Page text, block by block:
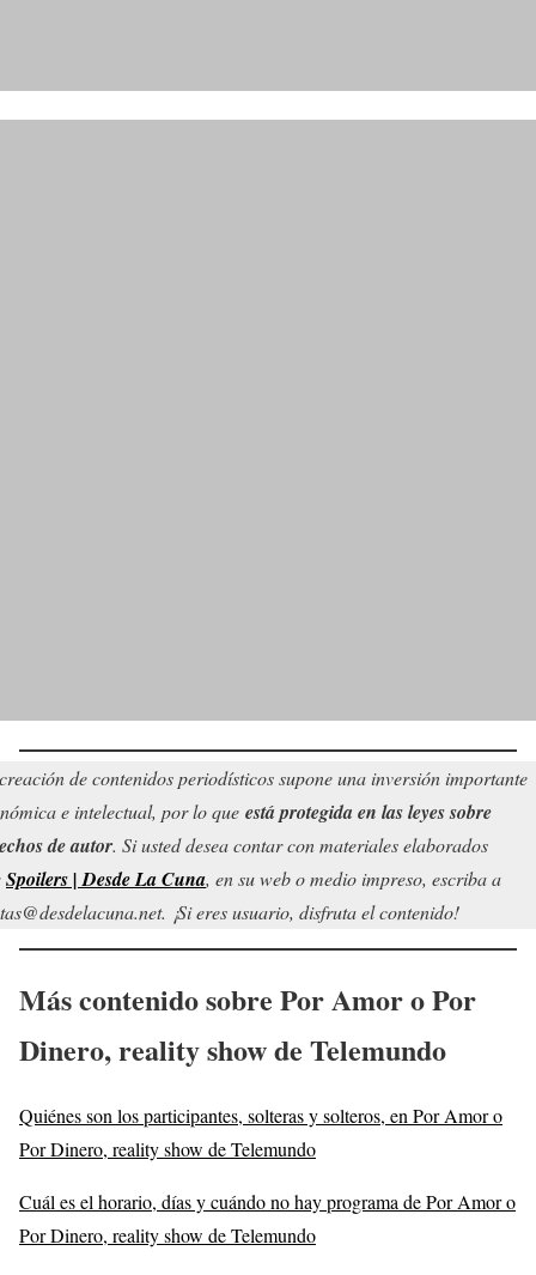
de contenidos periodísticos supone una inversión importante
e intelectual, por lo que está protegida en las leyes sobre
de autor. Si usted desea contar con materiales elaborados
Spoilers | Desde La Cuna, en su web o medio impreso, escriba a
¡Si eres usuario, disfruta el contenido!
Más contenido sobre Por Amor o Por
Dinero, reality show de Telemundo
Quiénes son los participantes, solteras y solteros, en Por Amor o
Por Dinero, reality show de Telemundo
Cuál es el horario, días y cuándo no hay programa de Por Amor o
Por Dinero, reality show de Telemundo